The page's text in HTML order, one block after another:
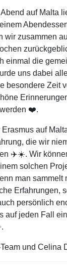
auf Malta
wir zusammen
einmal die
uns dabei
besondere Zeit
❤️.
auf
die wir
✈️☀️. Wir
solchen
man sammelt
Erfahrungen,
persönlich
auf jeden Fall
und Celina